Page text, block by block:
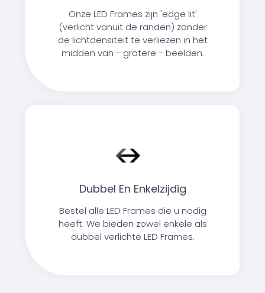
Onze LED Frames zijn 'edge lit'
(verlicht vanuit de randen) zonder
de lichtdensiteit te verliezen in het
midden van - grotere - beelden.
Dubbel En Enkelzijdig
Bestel alle LED Frames die u nodig
heeft. We bieden zowel enkele als
dubbel verlichte LED Frames.